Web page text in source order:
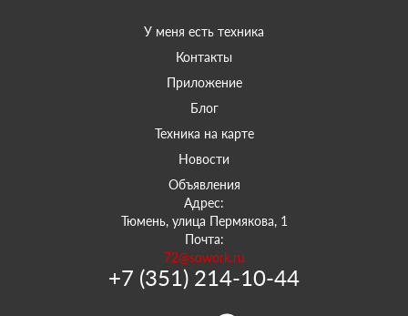
У меня есть техника
Контакты
Приложение
Блог
Техника на карте
Новости
Объявления
Адрес:
Тюмень, улица Пермякова, 1
Почта:
72@sowork.ru
+7 (351) 214-10-44